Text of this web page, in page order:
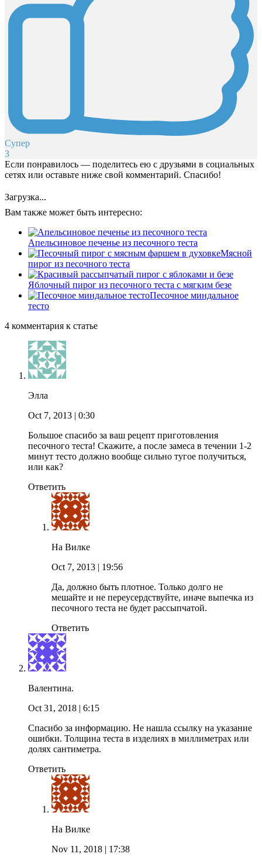
Супер
3
Если понравилось — поделитесь ею с друзьями в социальных
сетях или оставьте ниже свой комментарий. Спасибо!
Загрузка...
Вам также может быть интересно:
Апельсиновое печенье из песочного теста
Мясной
пирог из песочного теста
Яблочный пирог из песочного теста с мягким безе
Песочное миндальное
тесто
4 комментария к статье
Элла
Oct 7, 2013 | 0:30
Большое спасибо за ваш рецепт приготовления
песочного теста! Скажите, а после замеса в течении 1-2
минут тесто должно вообще сильно тугое получиться,
или как?
Ответить
На Вилке
Oct 7, 2013 | 19:56
Да, должно быть плотное. Только долго не
мешайте и не переусердствуйте, иначе выпечка из
песочного теста не будет рассыпчатой.
Ответить
Валентина.
Oct 31, 2018 | 6:15
Спасибо за информацию. Не нашла ссылку на указание
ошибки. Толщина теста в изделиях в миллиметрах или
долях сантиметра.
Ответить
На Вилке
Nov 11, 2018 | 17:38